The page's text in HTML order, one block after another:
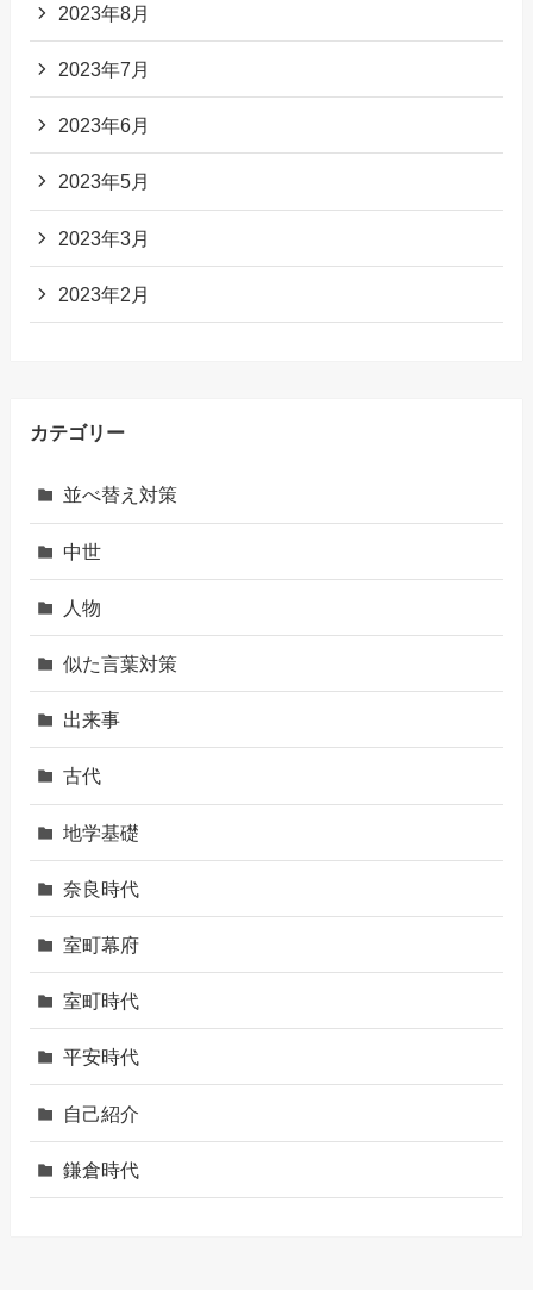
2023年8月
2023年7月
2023年6月
2023年5月
2023年3月
2023年2月
カテゴリー
並べ替え対策
中世
人物
似た言葉対策
出来事
古代
地学基礎
奈良時代
室町幕府
室町時代
平安時代
自己紹介
鎌倉時代